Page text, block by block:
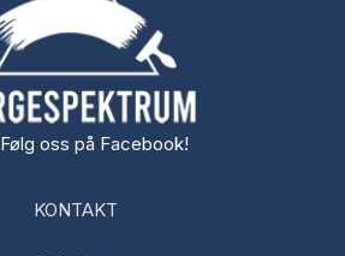
Følg oss på Facebook!
KONTAKT